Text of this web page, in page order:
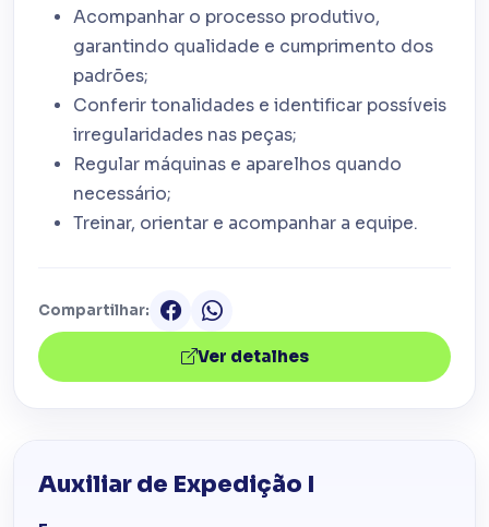
Acompanhar o processo produtivo,
garantindo qualidade e cumprimento dos
padrões;
Conferir tonalidades e identificar possíveis
irregularidades nas peças;
Regular máquinas e aparelhos quando
necessário;
Treinar, orientar e acompanhar a equipe.
Compartilhar:
Ver detalhes
Auxiliar de Expedição I